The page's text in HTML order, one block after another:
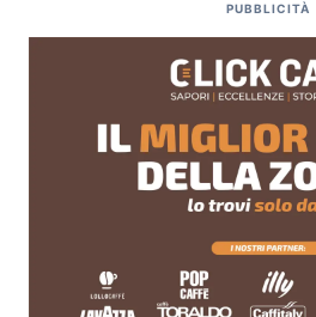
PUBBLICITÀ